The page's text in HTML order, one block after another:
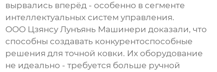
вырвались вперёд - особенно в сегменте
интеллектуальных систем управления.
ООО Цзянсу Лунъянь Машинери доказали, что
способны создавать конкурентоспособные
решения для точной ковки. Их оборудование
не идеально - требуется больше ручной